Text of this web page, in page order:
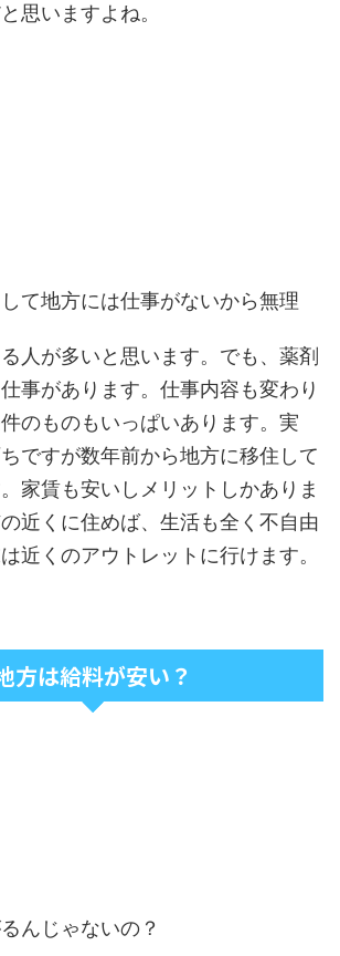
思いますよね。
て地方には仕事がないから無理
人が多いと思います。でも、薬剤
事があります。仕事内容も変わり
のものもいっぱいあります。実
ですが数年前から地方に移住して
家賃も安いしメリットしかありま
近くに住めば、生活も全く不自由
近くのアウトレットに行けます。
方は給料が安い？
んじゃないの？